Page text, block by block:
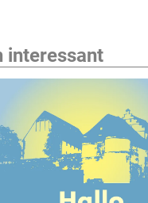
interessant